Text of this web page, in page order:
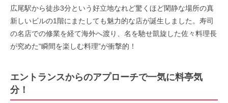
広尾駅から徒歩3分という好立地なれど驚くほど閑静な場所の真
新しいビルの1階にまたしても魅力的な店が誕生しました。寿司
の名店での修業を経て海外へ渡り、名を馳せ凱旋した佐々料理長
が究めた“瞬間を楽しむ料理”が衝撃的！
エントランスからのアプローチで一気に料亭気
分！